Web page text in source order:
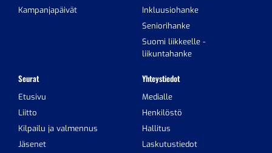
Kampanjapäivät
Inkluusiohanke
Seniorihanke
Suomi liikkeelle -
liikuntahanke
Seurat
Etusivu
Liitto
Kilpailu ja valmennus
Jäsenet
Yhteystiedot
Medialle
Henkilöstö
Hallitus
Laskutustiedot